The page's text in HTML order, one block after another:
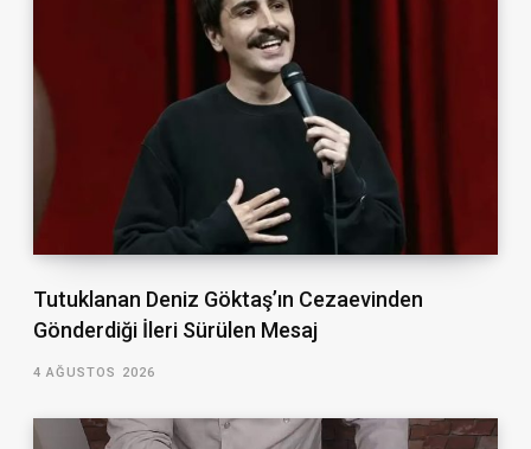
Tutuklanan Deniz Göktaş’ın Cezaevinden
Gönderdiği İleri Sürülen Mesaj
4 AĞUSTOS 2026